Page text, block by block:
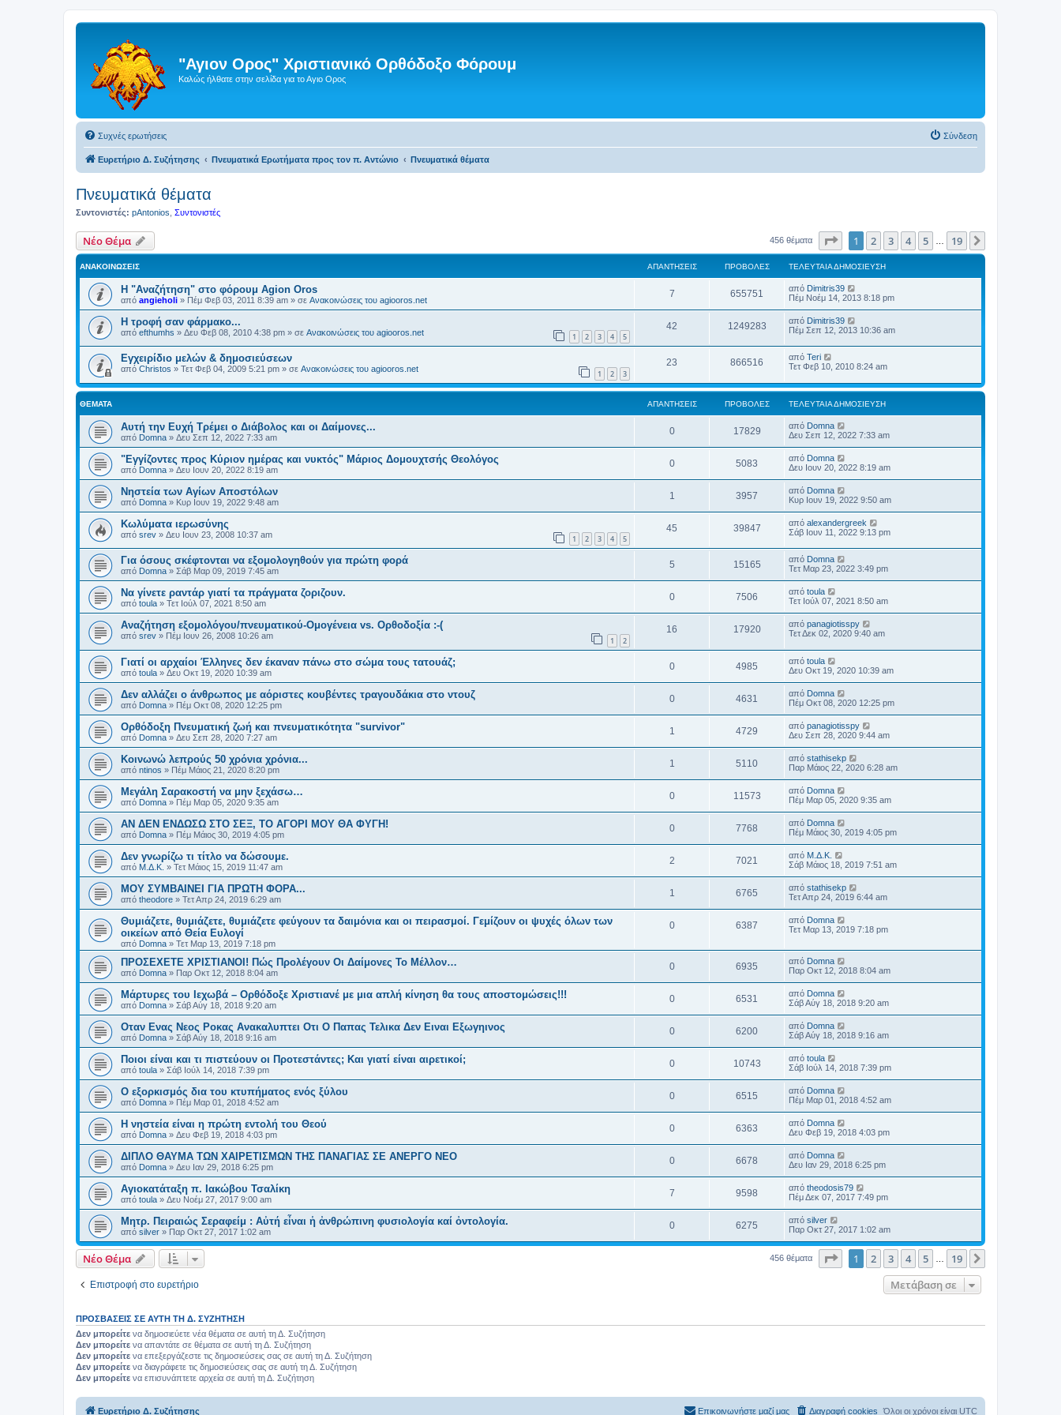
"Αγιον Ορος" Χριστιανικό Ορθόδοξο Φόρουμ
Καλώς ήλθατε στην σελίδα για το Αγιο Ορος
Συχνές ερωτήσεις Σύνδεση
Ευρετήριο Δ. Συζήτησης Πνευματικά Ερωτήματα προς τον π. Αντώνιο Πνευματικά θέματα
Πνευματικά θέματα
Συντονιστές: pAntonios Συντονιστές
Νέο Θέμα 456 θέματα Σελίδα1 από 19
1 2 3 4 5 19
ΑΝΑΚΟΙΝΏΣΕΙΣ ΑΠΑΝΤΉΣΕΙΣ ΠΡΟΒΟΛΈΣ ΤΕΛΕΥΤΑΊΑ ΔΗΜΟΣΊΕΥΣΗ
Η "Αναζήτηση" στο φόρουμ Agion Oros
από angieholi » Πέμ Φεβ 03, 2011 8:39 am » σε Ανακοινώσεις του agiooros.net
7 655751 από Dimitris39
Πέμ Νοέμ 14, 2013 8:18 pm
H τροφή σαν φάρμακο...
από efthumhs » Δευ Φεβ 08, 2010 4:38 pm » σε Ανακοινώσεις του agiooros.net 1 2 3 4 5
42 1249283 από Dimitris39
Πέμ Σεπ 12, 2013 10:36 am
Εγχειρίδιο μελών & δημοσιεύσεων
από Christos » Τετ Φεβ 04, 2009 5:21 pm » σε Ανακοινώσεις του agiooros.net 1 2 3
23 866516 από Teri
Τετ Φεβ 10, 2010 8:24 am
ΘΈΜΑΤΑ ΑΠΑΝΤΉΣΕΙΣ ΠΡΟΒΟΛΈΣ ΤΕΛΕΥΤΑΊΑ ΔΗΜΟΣΊΕΥΣΗ
Αυτή την Ευχή Τρέμει ο Διάβολος και οι Δαίμονες...
από Domna » Δευ Σεπ 12, 2022 7:33 am
0 17829 από Domna
Δευ Σεπ 12, 2022 7:33 am
"Εγγίζοντες προς Κύριον ημέρας και νυκτός" Μάριος Δομουχτσής Θεολόγος
από Domna » Δευ Ιουν 20, 2022 8:19 am
0 5083 από Domna
Δευ Ιουν 20, 2022 8:19 am
Νηστεία των Αγίων Αποστόλων
από Domna » Κυρ Ιουν 19, 2022 9:48 am
1 3957 από Domna
Κυρ Ιουν 19, 2022 9:50 am
Κωλύματα ιερωσύνης
από srev » Δευ Ιουν 23, 2008 10:37 am 1 2 3 4 5
45 39847 από alexandergreek
Σάβ Ιουν 11, 2022 9:13 pm
Για όσους σκέφτονται να εξομολογηθούν για πρώτη φορά
από Domna » Σάβ Μαρ 09, 2019 7:45 am
5 15165 από Domna
Τετ Μαρ 23, 2022 3:49 pm
Να γίνετε ραντάρ γιατί τα πράγματα ζοριζουν.
από toula » Τετ Ιούλ 07, 2021 8:50 am
0 7506 από toula
Τετ Ιούλ 07, 2021 8:50 am
Αναζήτηση εξομολόγου/πνευματικού-Ομογένεια vs. Ορθοδοξία :-(
από srev » Πέμ Ιουν 26, 2008 10:26 am 1 2
16 17920 από panagiotisspy
Τετ Δεκ 02, 2020 9:40 am
Γιατί οι αρχαίοι Έλληνες δεν έκαναν πάνω στο σώμα τους τατουάζ;
από toula » Δευ Οκτ 19, 2020 10:39 am
0 4985 από toula
Δευ Οκτ 19, 2020 10:39 am
Δεν αλλάζει ο άνθρωπος με αόριστες κουβέντες τραγουδάκια στο ντουζ
από Domna » Πέμ Οκτ 08, 2020 12:25 pm
0 4631 από Domna
Πέμ Οκτ 08, 2020 12:25 pm
Ορθόδοξη Πνευματική ζωή και πνευματικότητα "survivor"
από Domna » Δευ Σεπ 28, 2020 7:27 am
1 4729 από panagiotisspy
Δευ Σεπ 28, 2020 9:44 am
Κοινωνώ λεπρούς 50 χρόνια χρόνια...
από ntinos » Πέμ Μάιος 21, 2020 8:20 pm
1 5110 από stathisekp
Παρ Μάιος 22, 2020 6:28 am
Μεγάλη Σαρακοστή να μην ξεχάσω…
από Domna » Πέμ Μαρ 05, 2020 9:35 am
0 11573 από Domna
Πέμ Μαρ 05, 2020 9:35 am
ΑΝ ΔΕΝ ΕΝΔΩΣΩ ΣΤΟ ΣΕΞ, ΤΟ ΑΓΟΡΙ ΜΟΥ ΘΑ ΦΥΓΗ!
από Domna » Πέμ Μάιος 30, 2019 4:05 pm
0 7768 από Domna
Πέμ Μάιος 30, 2019 4:05 pm
Δεν γνωρίζω τι τίτλο να δώσουμε.
από Μ.Δ.Κ. » Τετ Μάιος 15, 2019 11:47 am
2 7021 από Μ.Δ.Κ.
Σάβ Μάιος 18, 2019 7:51 am
ΜΟΥ ΣΥΜΒΑΙΝΕΙ ΓΙΑ ΠΡΩΤΗ ΦΟΡΑ...
από theodore » Τετ Απρ 24, 2019 6:29 am
1 6765 από stathisekp
Τετ Απρ 24, 2019 6:44 am
Θυμιάζετε, θυμιάζετε, θυμιάζετε φεύγουν τα δαιμόνια και οι πειρασμοί. Γεμίζουν οι ψυχές όλων των
οικείων από Θεία Ευλογί
από Domna » Τετ Μαρ 13, 2019 7:18 pm
0 6387 από Domna
Τετ Μαρ 13, 2019 7:18 pm
ΠΡΟΣΕΧΕΤΕ ΧΡΙΣΤΙΑΝΟΙ! Πώς Προλέγουν Οι Δαίμονες Το Μέλλον…
από Domna » Παρ Οκτ 12, 2018 8:04 am
0 6935 από Domna
Παρ Οκτ 12, 2018 8:04 am
Μάρτυρες του Ιεχωβά – Ορθόδοξε Χριστιανέ με μια απλή κίνηση θα τους αποστομώσεις!!!
από Domna » Σάβ Αύγ 18, 2018 9:20 am
0 6531 από Domna
Σάβ Αύγ 18, 2018 9:20 am
Οταν Ενας Νεος Ροκας Ανακαλυπτει Οτι Ο Παπας Τελικα Δεν Ειναι Εξωγηινος
από Domna » Σάβ Αύγ 18, 2018 9:16 am
0 6200 από Domna
Σάβ Αύγ 18, 2018 9:16 am
Ποιοι είναι και τι πιστεύουν οι Προτεστάντες; Και γιατί είναι αιρετικοί;
από toula » Σάβ Ιούλ 14, 2018 7:39 pm
0 10743 από toula
Σάβ Ιούλ 14, 2018 7:39 pm
Ο εξορκισμός δια του κτυπήματος ενός ξύλου
από Domna » Πέμ Μαρ 01, 2018 4:52 am
0 6515 από Domna
Πέμ Μαρ 01, 2018 4:52 am
Η νηστεία είναι η πρώτη εντολή του Θεού
από Domna » Δευ Φεβ 19, 2018 4:03 pm
0 6363 από Domna
Δευ Φεβ 19, 2018 4:03 pm
ΔΙΠΛΟ ΘΑΥΜΑ ΤΩΝ ΧΑΙΡΕΤΙΣΜΩΝ ΤΗΣ ΠΑΝΑΓΙΑΣ ΣΕ ΑΝΕΡΓΟ ΝΕΟ
από Domna » Δευ Ιαν 29, 2018 6:25 pm
0 6678 από Domna
Δευ Ιαν 29, 2018 6:25 pm
Αγιοκατάταξη π. Ιακώβου Τσαλίκη
από toula » Δευ Νοέμ 27, 2017 9:00 am
7 9598 από theodosis79
Πέμ Δεκ 07, 2017 7:49 pm
Μητρ. Πειραιώς Σεραφείμ : Αὐτή εἶναι ἡ ἀνθρώπινη φυσιολογία καί ὀντολογία.
από silver » Παρ Οκτ 27, 2017 1:02 am
0 6275 από silver
Παρ Οκτ 27, 2017 1:02 am
Νέο Θέμα 456 θέματα Σελίδα1 από 19
1 2 3 4 5 19
Επιστροφή στο ευρετήριο Μετάβαση σε
ΠΡΟΣΒΆΣΕΙΣ ΣΕ ΑΥΤΉ ΤΗ Δ. ΣΥΖΉΤΗΣΗ
Δεν μπορείτε να δημοσιεύετε νέα θέματα σε αυτή τη Δ. Συζήτηση
Δεν μπορείτε να απαντάτε σε θέματα σε αυτή τη Δ. Συζήτηση
Δεν μπορείτε να επεξεργάζεστε τις δημοσιεύσεις σας σε αυτή τη Δ. Συζήτηση
Δεν μπορείτε να διαγράφετε τις δημοσιεύσεις σας σε αυτή τη Δ. Συζήτηση
Δεν μπορείτε να επισυνάπτετε αρχεία σε αυτή τη Δ. Συζήτηση
Ευρετήριο Δ. Συζήτησης Όλοι οι χρόνοι είναι UTC
Διαγραφή cookies
Επικοινωνήστε μαζί μας